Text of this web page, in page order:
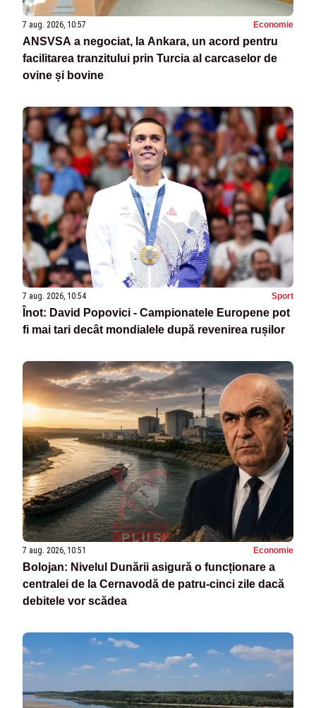
7 aug. 2026, 10:57 Economie
ANSVSA a negociat, la Ankara, un acord pentru
facilitarea tranzitului prin Turcia al carcaselor de
ovine și bovine
7 aug. 2026, 10:54 Sport
Înot: David Popovici - Campionatele Europene pot
fi mai tari decât mondialele după revenirea rușilor
7 aug. 2026, 10:51 Economie
Bolojan: Nivelul Dunării asigură o funcționare a
centralei de la Cernavodă de patru-cinci zile dacă
debitele vor scădea